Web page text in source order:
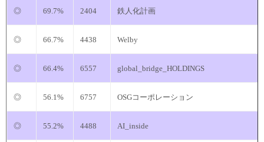
◎ 69.7% 2404 鉄人化計画
◎ 66.7% 4438 Welby
◎ 66.4% 6557 global_bridge_HOLDINGS
◎ 56.1% 6757 OSGコーポレーション
◎ 55.2% 4488 AI_inside